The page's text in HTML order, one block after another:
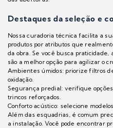
Destaques da seleção e
Nossa curadoria técnica facilita a
produtos por atributos que
da obra. Se você busca
são a melhor opção para agilizar o
Ambientes úmidos: priorize filtros
oxidação.
Segurança predial: verifique
trincos reforçados.
Conforto acústico: selecione
Além das esquadrias, é comum
a instalação. Você pode encontrar